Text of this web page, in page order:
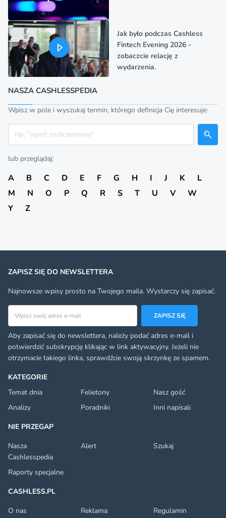
Jak było podczas Cashless
Fintech Evening 2026 -
zobaczcie relację z
wydarzenia.
NASZA CASHLESSPEDIA
Wpisz w pole i wyszukaj termin, którego definicja Cię interesuje:
Szukaj
lub przeglądaj:
A B C D E F G H I J K
L
M
N O P Q R S T U V
W
Y
Z
KATEGORIE
Temat dnia
Felietony
Nasz gość
Analizy
Poradniki
Inni napisali
NIE PRZEGAP
Nasza
Cashlesspedia
Alert Szukaj
Raporty specjalne
CASHLESS.PL
O nas
Reklama Regulamin
ZAPISZ SIĘ DO NEWSLETTERA
Najnowsze wpisy prosto na Twojego maila. Wystarczy się zapisać.
ZAPISZ SIĘ
Aby zapisać się do newslettera, należy podać adres e-mail i
potwierdzić subskrypcję klikając w link aktywacyjny. Jeżeli nie
otrzymacie takiego linka, sprawdźcie swoją skrzynkę ze spamem.